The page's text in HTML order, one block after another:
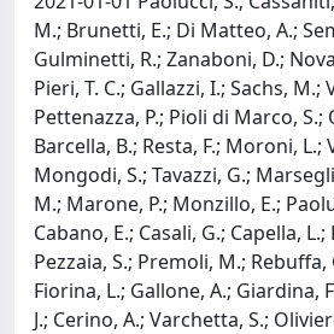
M.; Brunetti, E.; Di Matteo, A.;
Gulminetti, R.; Zanaboni, D.;
Pieri, T. C.; Gallazzi, I.; Sachs,
Pettenazza, P.; Pioli di Marco, S.;
Barcella, B.; Resta, F.; Moroni,
Mongodi, S.; Tavazzi, G.;
M.; Marone, P.; Monzillo, E.;
Cabano, E.; Casali, G.; Capella,
Pezzaia, S.; Premoli, M.;
Fiorina, L.; Gallone, A.; Giardina,
J.; Cerino, A.; Varchetta, S.;